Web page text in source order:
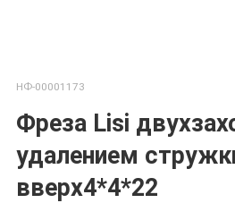
НФ-00001173
Фреза Lisi
удалением
вверх4*4*22